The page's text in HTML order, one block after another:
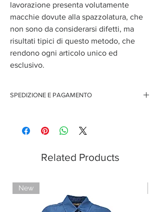
lavorazione presenta volutamente
macchie dovute alla spazzolatura, che
non sono da considerarsi difetti, ma
risultati tipici di questo metodo, che
rendono ogni articolo unico ed
esclusivo.
SPEDIZIONE E PAGAMENTO
Pagamento con PayPal
Related Products
New